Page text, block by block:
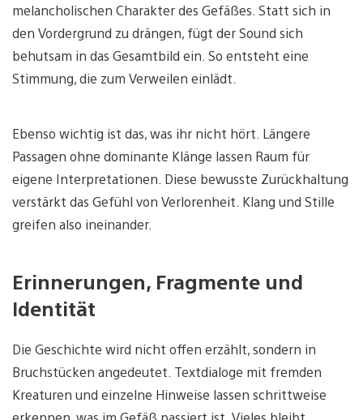
melancholischen Charakter des Gefäßes. Statt sich in
den Vordergrund zu drängen, fügt der Sound sich
behutsam in das Gesamtbild ein. So entsteht eine
Stimmung, die zum Verweilen einlädt.
Ebenso wichtig ist das, was ihr nicht hört. Längere
Passagen ohne dominante Klänge lassen Raum für
eigene Interpretationen. Diese bewusste Zurückhaltung
verstärkt das Gefühl von Verlorenheit. Klang und Stille
greifen also ineinander.
Erinnerungen, Fragmente und
Identität
Die Geschichte wird nicht offen erzählt, sondern in
Bruchstücken angedeutet. Textdialoge mit fremden
Kreaturen und einzelne Hinweise lassen schrittweise